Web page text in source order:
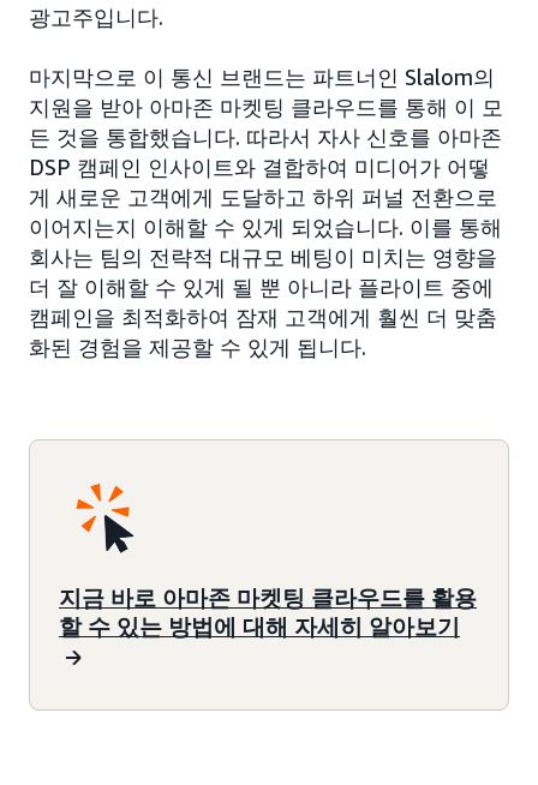
광고주입니다.
마지막으로 이 통신 브랜드는 파트너인 Slalom의
지원을 받아 아마존 마켓팅 클라우드를 통해 이 모
든 것을 통합했습니다. 따라서 자사 신호를 아마존
DSP 캠페인 인사이트와 결합하여 미디어가 어떻
게 새로운 고객에게 도달하고 하위 퍼널 전환으로
이어지는지 이해할 수 있게 되었습니다. 이를 통해
회사는 팀의 전략적 대규모 베팅이 미치는 영향을
더 잘 이해할 수 있게 될 뿐 아니라 플라이트 중에
캠페인을 최적화하여 잠재 고객에게 훨씬 더 맞춤
화된 경험을 제공할 수 있게 됩니다.
지금 바로 아마존 마켓팅 클라우드를 활용
할 수 있는 방법에 대해 자세히 알아보기